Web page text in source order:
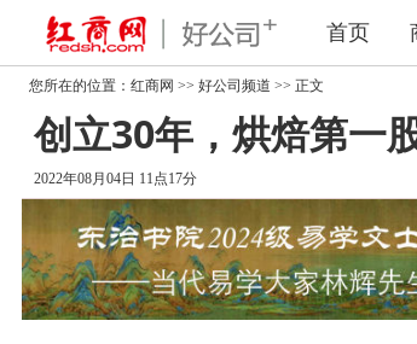
首页
您所在的位置： 红商网 >> 好公司频道 >> 正文
创立30年，烘焙第一
2022年08月04日 11点17分